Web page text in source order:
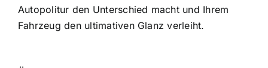
Autopolitur den Unterschied macht und Ihrem
Fahrzeug den ultimativen Glanz verleiht.